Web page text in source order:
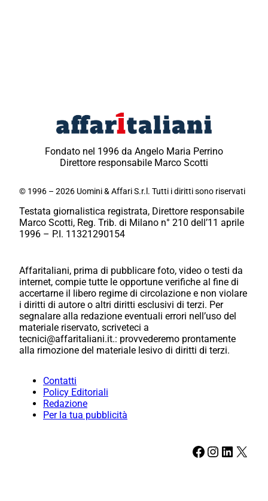
Fondato nel 1996 da Angelo Maria Perrino
Direttore responsabile Marco Scotti
© 1996 – 2026 Uomini & Affari S.r.l. Tutti i diritti sono riservati
Testata giornalistica registrata, Direttore responsabile
Marco Scotti, Reg. Trib. di Milano n° 210 dell’11 aprile
1996 – P.I. 11321290154
Affaritaliani, prima di pubblicare foto, video o testi da
internet, compie tutte le opportune verifiche al fine di
accertarne il libero regime di circolazione e non violare
i diritti di autore o altri diritti esclusivi di terzi. Per
segnalare alla redazione eventuali errori nell’uso del
materiale riservato, scriveteci a
tecnici@affaritaliani.it.: provvederemo prontamente
alla rimozione del materiale lesivo di diritti di terzi.
Contatti
Policy Editoriali
Redazione
Per la tua pubblicità
Facebook Instagram LinkedIn X